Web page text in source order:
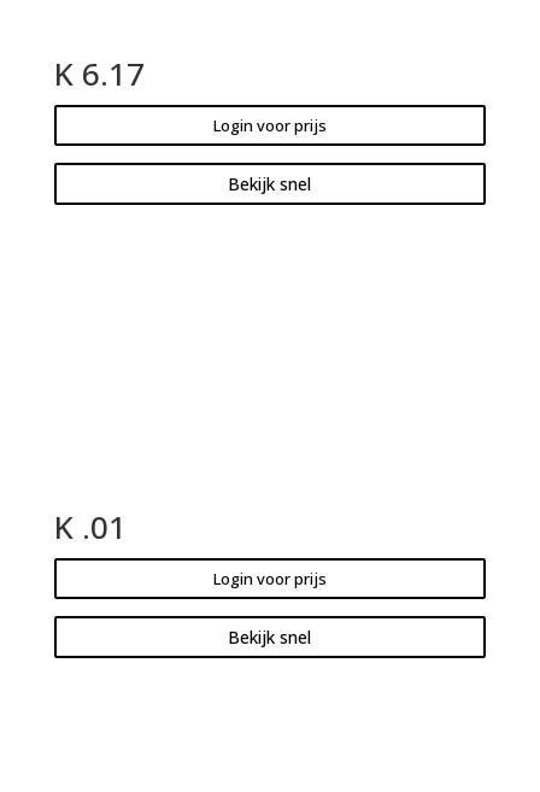
K 6.17
Login voor prijs
Bekijk snel
K .01
Login voor prijs
Bekijk snel